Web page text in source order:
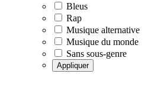
Bleus
Rap
Musique alternative
Musique du monde
Sans sous-genre
Appliquer